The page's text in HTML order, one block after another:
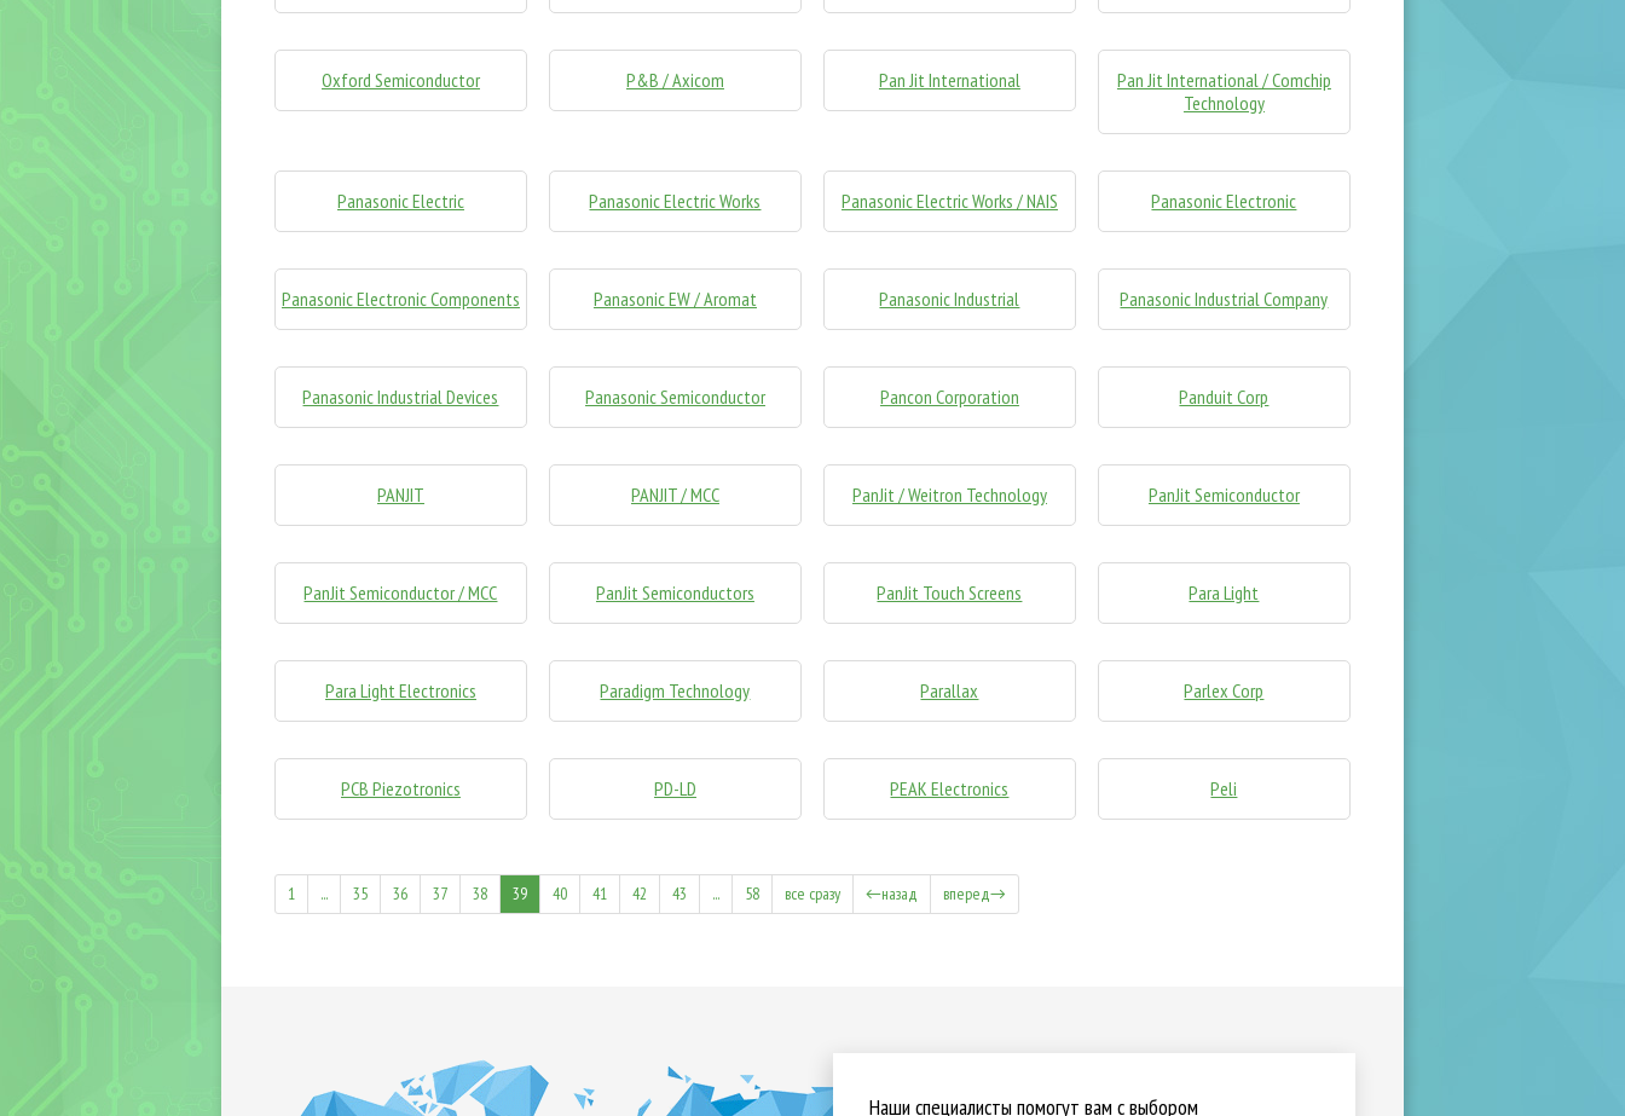
Oxford Semiconductor P&B / Axicom Pan Jit International
Pan Jit International / Comchip
Technology
Panasonic Electric Panasonic Electric Works Panasonic Electric Works / NAIS Panasonic Electronic
Panasonic Electronic Components Panasonic EW / Aromat Panasonic Industrial Panasonic Industrial Company
Panasonic Industrial Devices Panasonic Semiconductor Pancon Corporation Panduit Corp
PANJIT PANJIT / MCC PanJit / Weitron Technology PanJit Semiconductor
PanJit Semiconductor / MCC PanJit Semiconductors PanJit Touch Screens Para Light
Para Light Electronics Paradigm Technology Parallax Parlex Corp
PCB Piezotronics PD-LD PEAK Electronics Peli
1 ... 35 36 37 38 39 40 41 42 43 ... 58 все сразу ←назад вперед→
Наши специалисты помогут вам с выбором